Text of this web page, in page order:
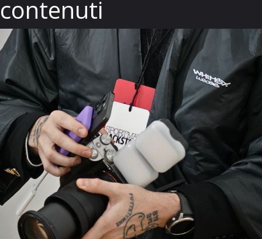
contenuti